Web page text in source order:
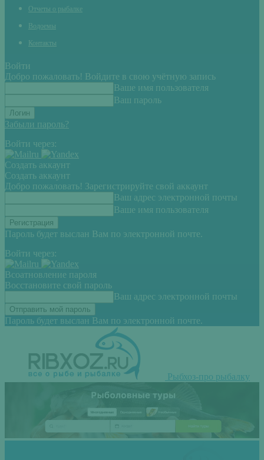
Отчеты о рыбалке
Водоемы
Контакты
Войти
Добро пожаловать! Войдите в свою учётную запись
Ваше имя пользователя
Ваш пароль
Забыли пароль?
Войти через:
Создать аккаунт
Создать аккаунт
Добро пожаловать! Зарегистрируйте свой аккаунт
Ваш адрес электронной почты
Ваше имя пользователя
Пароль будет выслан Вам по электронной почте.
Войти через:
Всоатновление пароля
Восстановите свой пароль
Ваш адрес электронной почты
Пароль будет выслан Вам по электронной почте.
Рыбхоз-про рыбалку